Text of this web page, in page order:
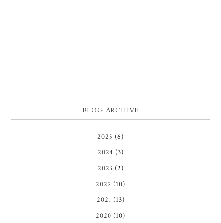
BLOG ARCHIVE
2025 (6)
2024 (3)
2023 (2)
2022 (10)
2021 (13)
2020 (10)